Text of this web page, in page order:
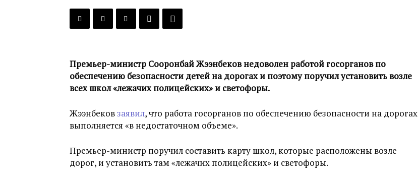
Кыргызстана
Премьер-министр Сооронбай Жээнбеков недоволен работой госорганов по
обеспечению безопасности детей на дорогах и поэтому поручил установить возле
всех школ «лежачих полицейских» и светофоры.
Жээнбековзаявил, что работа госорганов по обеспечению безопасности на дорогах
выполняется «в недостаточном объеме».
Премьер-министр поручил составить карту школ, которые расположены возле
дорог, и установить там «лежачих полицейских» и светофоры.